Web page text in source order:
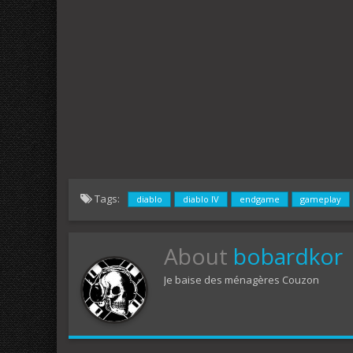
Tags: diablo diablo IV endgame gameplay
About bobardkor
Je baise des ménagères Couzon